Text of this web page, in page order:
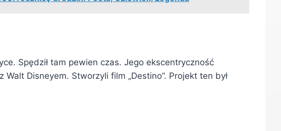
Spędził tam pewien czas. Jego ekscentryczność
Walt Disneyem. Stworzyli film „Destino”. Projekt ten był